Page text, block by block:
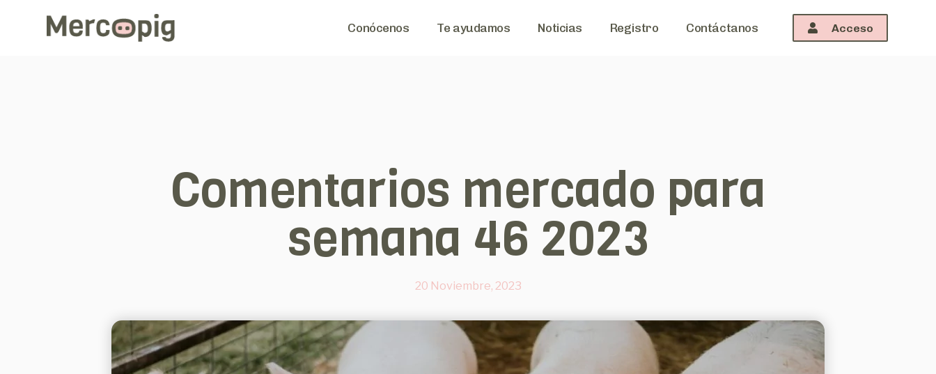
Conócenos Te ayudamos Noticias Registro Contáctanos Acceso
Comentarios mercado para
semana 46 2023
20 Noviembre, 2023